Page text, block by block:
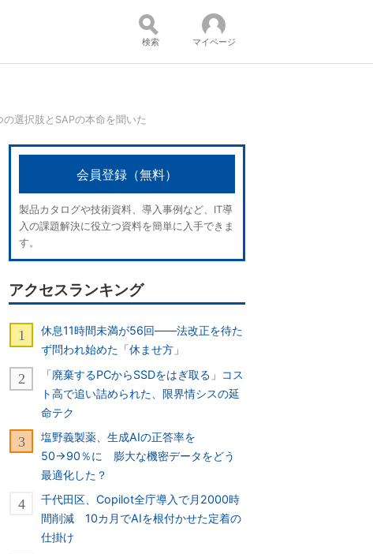
コンテンツ：
検索 マイページ
選択肢とSAPの本命を聞いた
会員登録（無料）
製品カタログや技術資料、導入事例など、IT導
入の課題解決に役立つ資料を簡単に入手できま
す。
アクセスランキング
休息11時間未満が56回――法改正を待た
ず問われ始めた「休ませ方」
「廃棄するPCからSSDをはぎ取る」コス
ト高で追い詰められた、限界情シスの延
命テク
塩野義製薬、生成AIの正答率を
50→90％に 膨大な機密データをどう
最適化した？
千代田区、Copilot全庁導入で月2000時
間削減 10カ月でAIを根付かせた定着の
仕掛け